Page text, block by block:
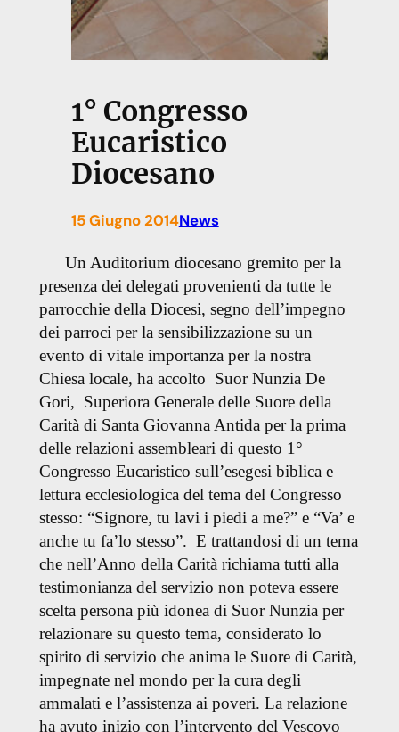
1° Congresso
Eucaristico
Diocesano
15 Giugno 2014News
Un Auditorium diocesano gremito per la
presenza dei delegati provenienti da tutte le
parrocchie della Diocesi, segno dell’impegno
dei parroci per la sensibilizzazione su un
evento di vitale importanza per la nostra
Chiesa locale, ha accolto Suor Nunzia De
Gori, Superiora Generale delle Suore della
Carità di Santa Giovanna Antida per la prima
delle relazioni assembleari di questo 1°
Congresso Eucaristico sull’esegesi biblica e
lettura ecclesiologica del tema del Congresso
stesso: “Signore, tu lavi i piedi a me?” e “Va’ e
anche tu fa’lo stesso”. E trattandosi di un tema
che nell’Anno della Carità richiama tutti alla
testimonianza del servizio non poteva essere
scelta persona più idonea di Suor Nunzia per
relazionare su questo tema, considerato lo
spirito di servizio che anima le Suore di Carità,
impegnate nel mondo per la cura degli
ammalati e l’assistenza ai poveri. La relazione
ha avuto inizio con l’intervento del Vescovo